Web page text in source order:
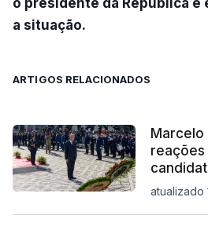
a situação.
ARTIGOS RELACIONADOS
Marcelo
atualizado